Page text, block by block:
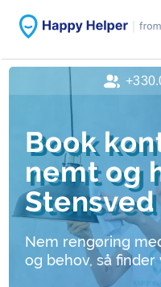
Book
nemt og
Stensved
Nem rengøring
og behov, så